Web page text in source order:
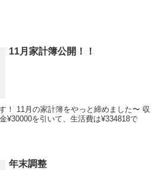
11月家計簿公開！！
！ 11月の家計簿をやっと締めました〜 収
¥30000を引いて、生活費は¥334818で
年末調整